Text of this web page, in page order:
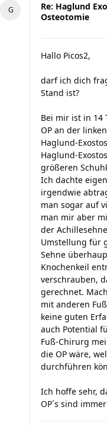
Re: Haglund
Osteotomie
Hallo Picos2,
darf ich dich
Stand ist?
Bei mir ist in 14
OP an der
Haglund-
Haglund-
größeren
Ich dachte
irgendwie
man sogar auf
man mir aber
der
Umstellung für
Sehne
Knochenkeil
verschrauben,
gerechnet.
mit anderen
keine guten
auch Potential
Fuß-Chirurg
die OP wäre,
durchführen
Ich hoffe sehr,
OP´s sind